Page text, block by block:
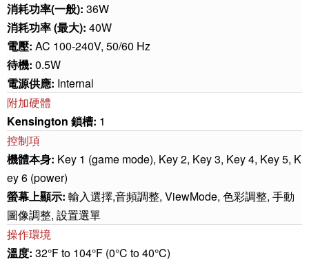
消耗功率(一般): 36W
消耗功率 (最大): 40W
電壓: AC 100-240V, 50/60 Hz
待機: 0.5W
電源供應: Internal
附加硬體
Kensington 鎖槽: 1
控制項
機體本身: Key 1 (game mode), Key 2, Key 3, Key 4, Key 5, K
ey 6 (power)
螢幕上顯示: 輸入選擇,音頻調整, ViewMode, 色彩調整, 手動
圖像調整, 設置選單
操作環境
溫度: 32°F to 104°F (0°C to 40°C)